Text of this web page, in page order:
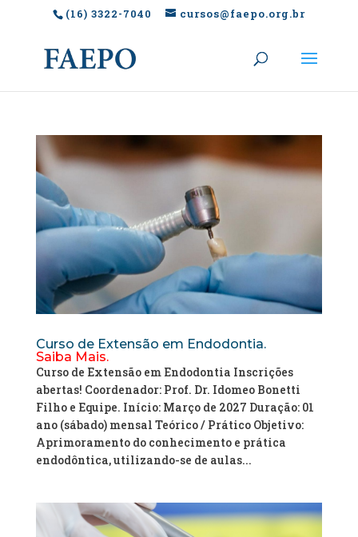
(16) 3322-7040 cursos@faepo.org.br
Curso de Extensão em Endodontia.
Saiba Mais.
Curso de Extensão em Endodontia Inscrições
abertas! Coordenador: Prof. Dr. Idomeo Bonetti
Filho e Equipe. Início: Março de 2027 Duração: 01
ano (sábado) mensal Teórico / Prático Objetivo:
Aprimoramento do conhecimento e prática
endodôntica, utilizando-se de aulas...